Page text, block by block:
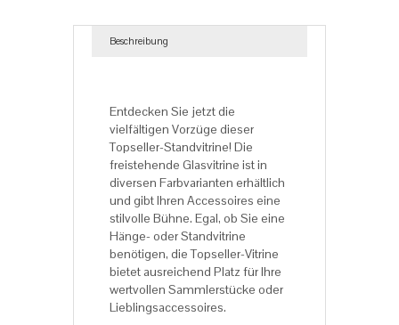
Beschreibung
Entdecken Sie jetzt die
vielfältigen Vorzüge dieser
Topseller-Standvitrine! Die
freistehende Glasvitrine ist in
diversen Farbvarianten erhältlich
und gibt Ihren Accessoires eine
stilvolle Bühne. Egal, ob Sie eine
Hänge- oder Standvitrine
benötigen, die Topseller-Vitrine
bietet ausreichend Platz für Ihre
wertvollen Sammlerstücke oder
Lieblingsaccessoires.